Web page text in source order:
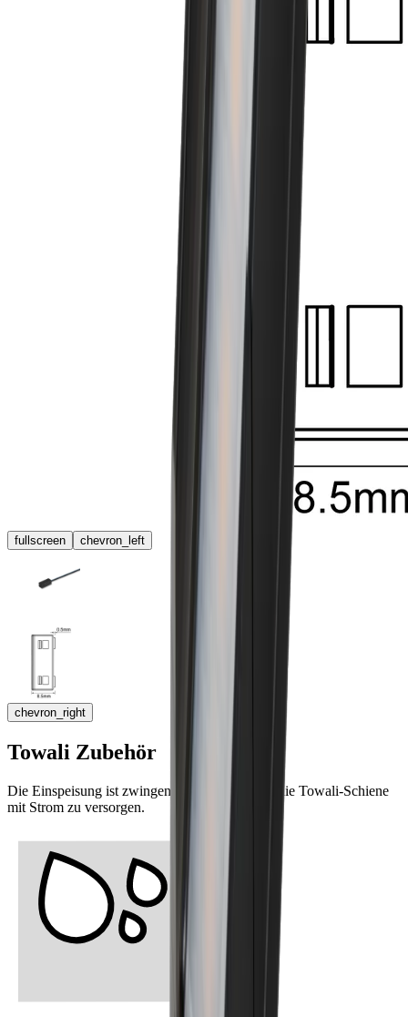
fullscreen chevron_left
chevron_right
Towali Zubehör
Die Einspeisung ist zwingend erforderlich, um die Towali‑Schiene
mit Strom zu versorgen.